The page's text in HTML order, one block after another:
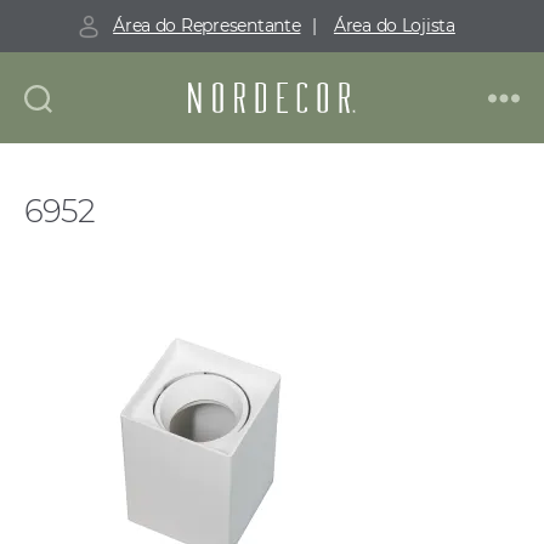
Área do Representante | Área do Lojista
Nordecor
6952